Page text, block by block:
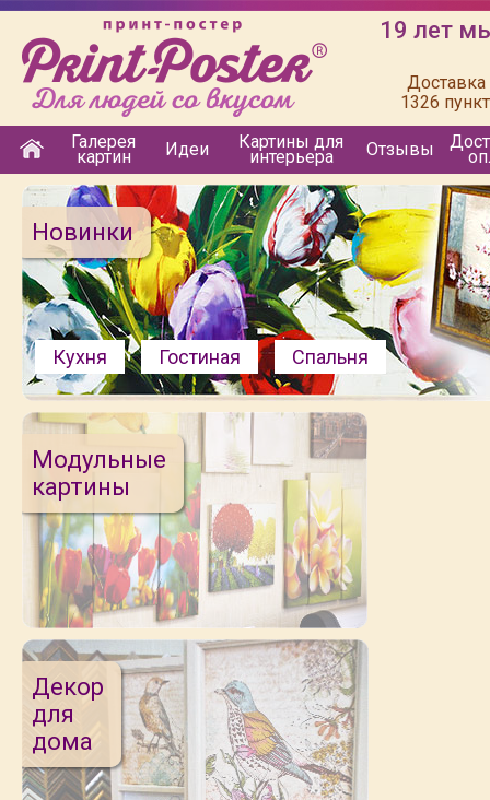
19 лет
Доставка
1326
Галерея
картин Идеи Картины для
интерьера Отзывы
Кухня Гостиная Спальня
Новинки
Модульные
картины
Декор
для
дома